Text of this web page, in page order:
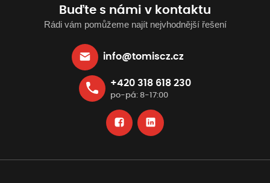
Buďte s námi v kontaktu
Rádi vám pomůžeme najít nejvhodnější řešení
info@tomiscz.cz
+420 318 618 230
po-pá: 8-17:00